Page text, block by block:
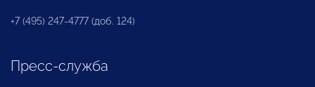
+7 (495) 247-4777 (доб. 124)
Пресс-служба